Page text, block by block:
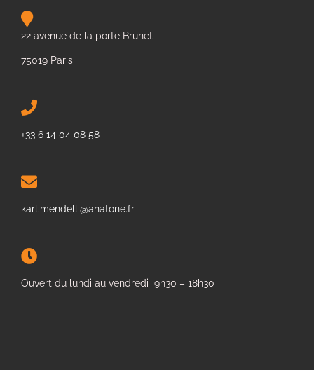
22 avenue de la porte Brunet
75019 Paris
+33 6 14 04 08 58
karl.mendelli@anatone.fr
Ouvert du lundi au vendredi 9h30 – 18h30